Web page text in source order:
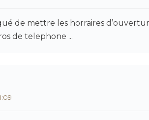
de mettre les horraires
de telephone ...